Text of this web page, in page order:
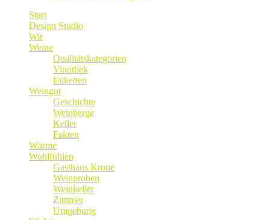
Start
Design Studio
Wir
Weine
Qualitätskategorien
Vinothek
Etiketten
Weingut
Geschichte
Weinberge
Keller
Fakten
Wärme
Wohlfühlen
Gasthaus Krone
Weinproben
Weinkeller
Zimmer
Umgebung